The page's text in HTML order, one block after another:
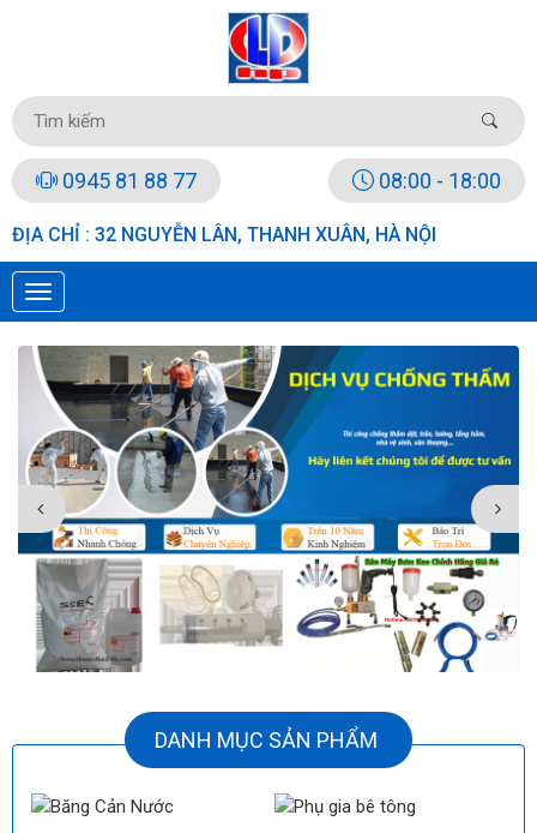
0945 81 88 77 08:00 - 18:00
ĐỊA CHỈ : 32 NGUYỄN LÂN, THANH XUÂN, HÀ NỘI
DANH MỤC SẢN PHẨM